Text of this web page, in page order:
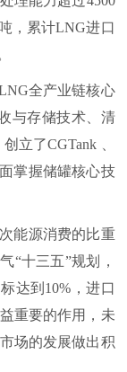
，累计LNG进口
全产业链核心
与存储技术、清
立了CGTank 、
掌握储罐核心技
能源消费的比重
“十三五”规划，
达到10%，进口
重要的作用，未
场的发展做出积